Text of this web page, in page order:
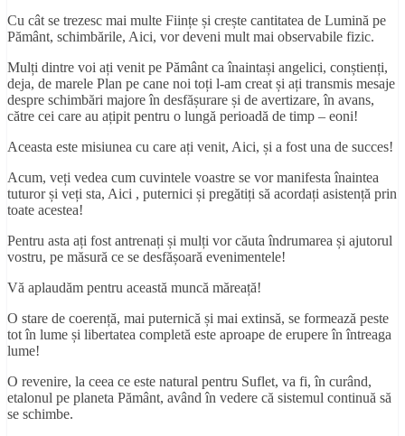
Cu cât se trezesc mai multe Ființe și crește cantitatea de Lumină pe
Pământ, schimbările, Aici, vor deveni mult mai observabile fizic.
Mulți dintre voi ați venit pe Pământ ca înaintași angelici, conștienți,
deja, de marele Plan pe cane noi toți l-am creat și ați transmis mesaje
despre schimbări majore în desfășurare și de avertizare, în avans,
către cei care au ațipit pentru o lungă perioadă de timp – eoni!
Aceasta este misiunea cu care ați venit, Aici, și a fost una de succes!
Acum, veți vedea cum cuvintele voastre se vor manifesta înaintea
tuturor și veți sta, Aici , puternici și pregătiți să acordați asistență prin
toate acestea!
Pentru asta ați fost antrenați și mulți vor căuta îndrumarea și ajutorul
vostru, pe măsură ce se desfășoară evenimentele!
Vă aplaudăm pentru această muncă măreață!
O stare de coerență, mai puternică și mai extinsă, se formează peste
tot în lume și libertatea completă este aproape de erupere în întreaga
lume!
O revenire, la ceea ce este natural pentru Suflet, va fi, în curând,
etalonul pe planeta Pământ, având în vedere că sistemul continuă să
se schimbe.